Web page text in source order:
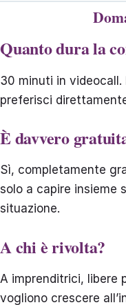
Quanto dura la
30 minuti in videocall.
preferisci
È davvero
Sì, completamente
solo a capire insieme
situazione.
A chi è rivolta?
A imprenditrici, libere
vogliono crescere